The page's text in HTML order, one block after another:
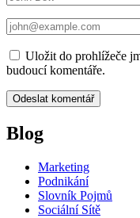
Uložit do prohlížeče
budoucí komentáře.
Blog
Marketing
Podnikání
Slovník Pojmů
Sociální Sítě